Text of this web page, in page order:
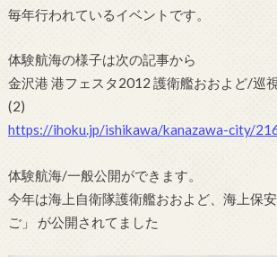
毎年行われているイベントです。
体験航海の様子は次の記事から
金沢港 港フェスタ2012 護衛艦おおよど/巡
(2)
https://ihoku.jp/ishikawa/kanazawa-city/
体験航海/一般公開ができます。
今年は海上自衛隊護衛艦おおよど、海上保
ご」 が公開されてました